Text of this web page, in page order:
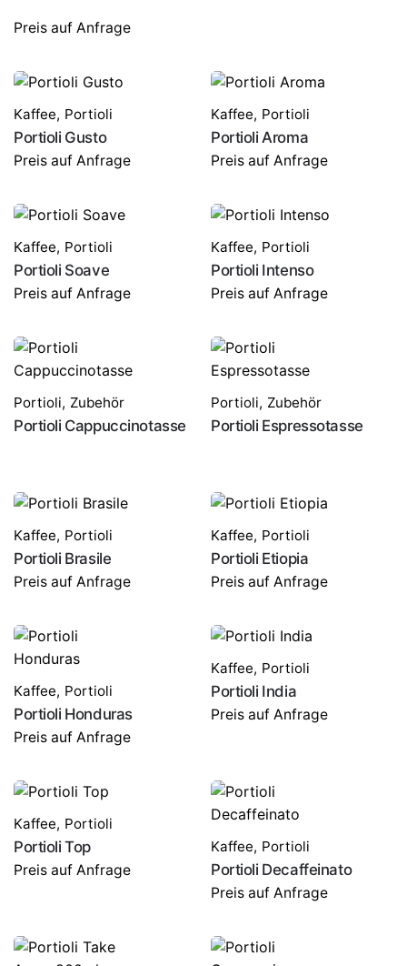
Preis auf Anfrage
Kaffee, Portioli
Portioli Gusto
Preis auf Anfrage
Kaffee, Portioli
Portioli Aroma
Preis auf Anfrage
Kaffee, Portioli
Portioli Soave
Preis auf Anfrage
Kaffee, Portioli
Portioli Intenso
Preis auf Anfrage
Portioli, Zubehör
Portioli Cappuccinotasse
Portioli, Zubehör
Portioli Espressotasse
Kaffee, Portioli
Portioli Brasile
Preis auf Anfrage
Kaffee, Portioli
Portioli Etiopia
Preis auf Anfrage
Kaffee, Portioli
Portioli Honduras
Preis auf Anfrage
Kaffee, Portioli
Portioli India
Preis auf Anfrage
Kaffee, Portioli
Portioli Top
Preis auf Anfrage
Kaffee, Portioli
Portioli Decaffeinato
Preis auf Anfrage